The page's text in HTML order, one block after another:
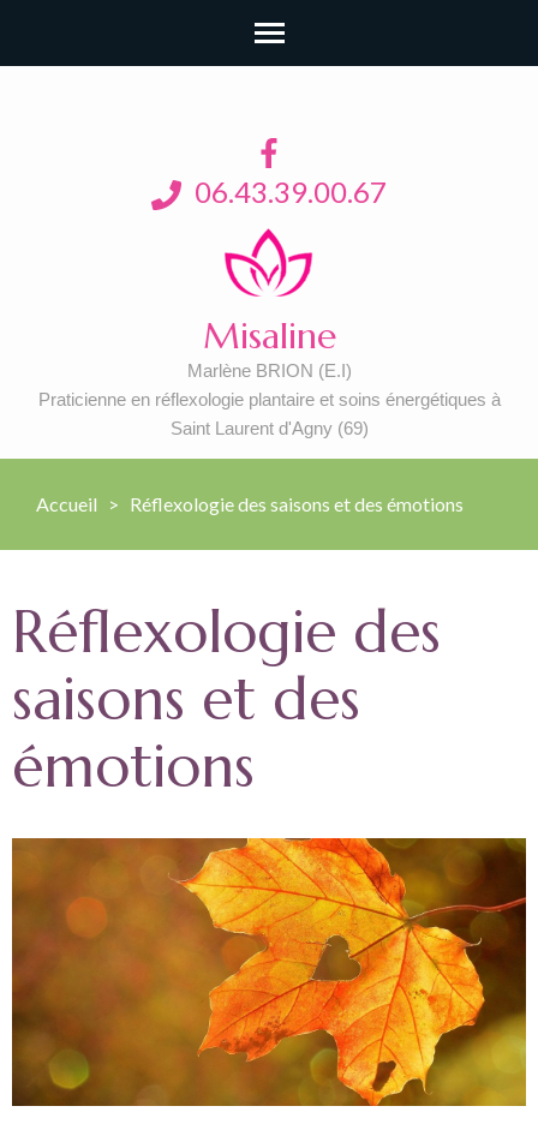
06.43.39.00.67
Misaline
Marlène BRION (E.I)
Praticienne en réflexologie plantaire et soins énergétiques à
Saint Laurent d'Agny (69)
Accueil > Réflexologie des saisons et des émotions
Réflexologie des
saisons et des
émotions